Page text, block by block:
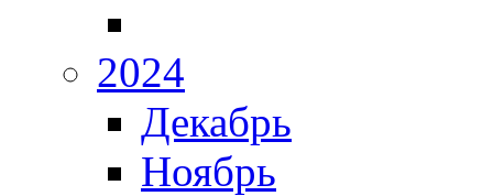
2024
Декабрь
Ноябрь